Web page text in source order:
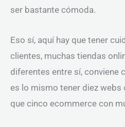
ser bastante cómoda.
Eso sí, aquí hay que tener
clientes, muchas tiendas
diferentes entre sí, conviene
es lo mismo tener diez
que cinco ecommerce con